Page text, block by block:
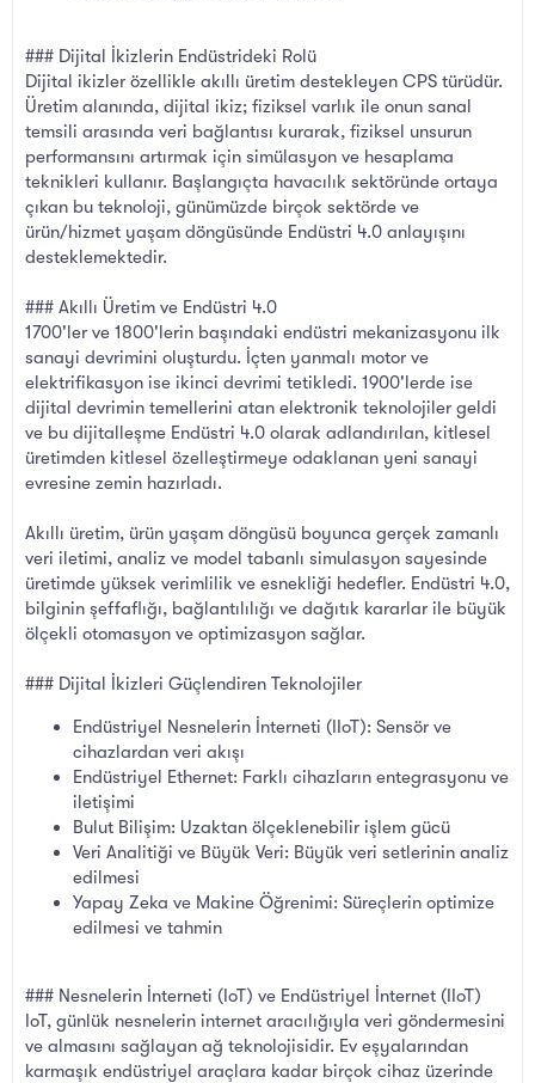
### Dijital İkizlerin Endüstrideki Rolü
Dijital ikizler özellikle akıllı üretim destekleyen CPS türüdür.
Üretim alanında, dijital ikiz; fiziksel varlık ile onun sanal
temsili arasında veri bağlantısı kurarak, fiziksel unsurun
performansını artırmak için simülasyon ve hesaplama
teknikleri kullanır. Başlangıçta havacılık sektöründe ortaya
çıkan bu teknoloji, günümüzde birçok sektörde ve
ürün/hizmet yaşam döngüsünde Endüstri 4.0 anlayışını
desteklemektedir.
### Akıllı Üretim ve Endüstri 4.0
1700'ler ve 1800'lerin başındaki endüstri mekanizasyonu ilk
sanayi devrimini oluşturdu. İçten yanmalı motor ve
elektrifikasyon ise ikinci devrimi tetikledi. 1900'lerde ise
dijital devrimin temellerini atan elektronik teknolojiler geldi
ve bu dijitalleşme Endüstri 4.0 olarak adlandırılan, kitlesel
üretimden kitlesel özelleştirmeye odaklanan yeni sanayi
evresine zemin hazırladı.
Akıllı üretim, ürün yaşam döngüsü boyunca gerçek zamanlı
veri iletimi, analiz ve model tabanlı simulasyon sayesinde
üretimde yüksek verimlilik ve esnekliği hedefler. Endüstri 4.0,
bilginin şeffaflığı, bağlantılılığı ve dağıtık kararlar ile büyük
ölçekli otomasyon ve optimizasyon sağlar.
### Dijital İkizleri Güçlendiren Teknolojiler
Endüstriyel Nesnelerin İnterneti (IIoT): Sensör ve
cihazlardan veri akışı
Endüstriyel Ethernet: Farklı cihazların entegrasyonu ve
iletişimi
Bulut Bilişim: Uzaktan ölçeklenebilir işlem gücü
Veri Analitiği ve Büyük Veri: Büyük veri setlerinin analiz
edilmesi
Yapay Zeka ve Makine Öğrenimi: Süreçlerin optimize
edilmesi ve tahmin
### Nesnelerin İnterneti (IoT) ve Endüstriyel İnternet (IIoT)
IoT, günlük nesnelerin internet aracılığıyla veri göndermesini
ve almasını sağlayan ağ teknolojisidir. Ev eşyalarından
karmaşık endüstriyel araçlara kadar birçok cihaz üzerinde